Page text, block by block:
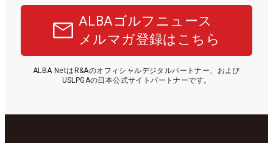
ALBAゴルフニュース
メルマガ登録はこちら
ALBA NetはR&Aのオフィシャルデジタルパートナー、および
USLPGAの日本公式サイトパートナーです。